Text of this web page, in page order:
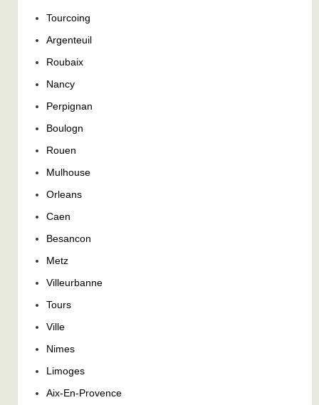
Tourcoing
Argenteuil
Roubaix
Nancy
Perpignan
Boulogn
Rouen
Mulhouse
Orleans
Caen
Besancon
Metz
Villeurbanne
Tours
Ville
Nimes
Limoges
Aix-En-Provence